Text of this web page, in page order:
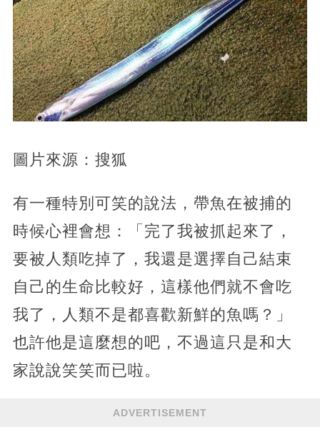
圖片來源：搜狐
有一種特別可笑的說法，帶魚在被捕的
時候心裡會想：「完了我被抓起來了，
要被人類吃掉了，我還是選擇自己結束
自己的生命比較好，這樣他們就不會吃
我了，人類不是都喜歡新鮮的魚嗎？」
也許他是這麼想的吧，不過這只是和大
家說說笑笑而已啦。
ADVERTISEMENT